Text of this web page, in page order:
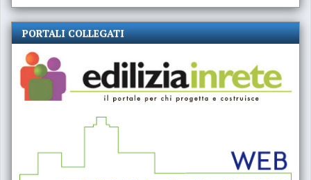
PORTALI COLLEGATI